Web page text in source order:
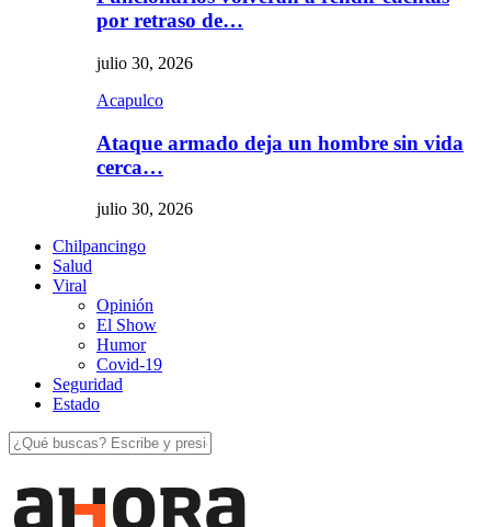
por retraso de…
julio 30, 2026
Acapulco
Ataque armado deja un hombre sin vida
cerca…
julio 30, 2026
Chilpancingo
Salud
Viral
Opinión
El Show
Humor
Covid-19
Seguridad
Estado